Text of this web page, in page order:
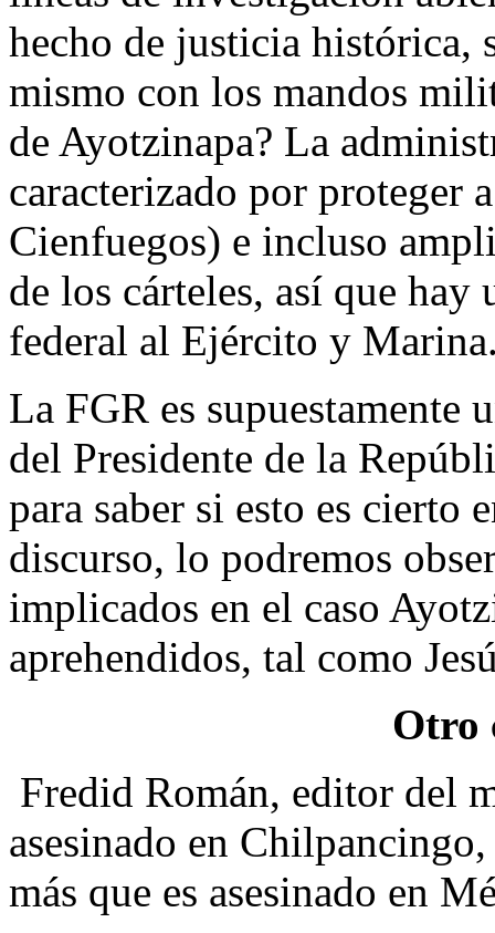
hecho de justicia histórica,
mismo con los mandos
de Ayotzinapa? La
caracterizado por proteger
Cienfuegos) e incluso
de los cárteles, así que
federal al Ejército y
La FGR es supuestamente
del Presidente de la
para saber si esto es cierto
discurso, lo podremos
implicados en el caso
aprehendidos, tal como
Otro
Fredid Román, editor del
asesinado en
más que es asesinado en